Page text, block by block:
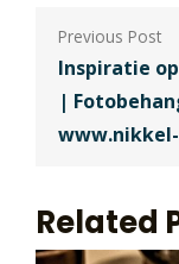
Inspiratie
|
Related